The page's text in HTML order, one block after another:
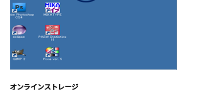
オンラインストレージ